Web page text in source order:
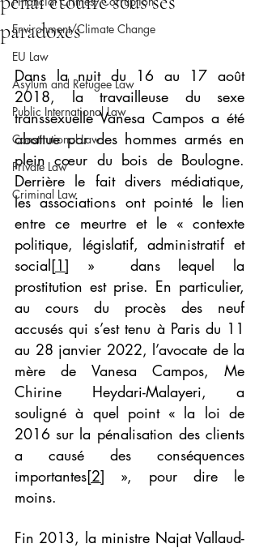
Environment/Climate Change
EU Law
Asylum and Refugee Law
Public International Law
Constitutional Law
Private Law
Criminal Law
paradoxes
Dans la nuit du 16 au 17 août
2018, la travailleuse du sexe
transsexuelle Vanesa Campos a été
abattue par des hommes armés en
plein cœur du bois de Boulogne.
Derrière le fait divers médiatique,
les associations ont pointé le lien
entre ce meurtre et le « contexte
politique, législatif, administratif et
social[1] »  dans lequel la
prostitution est prise. En particulier,
au cours du procès des neuf
accusés qui s’est tenu à Paris du 11
au 28 janvier 2022, l’avocate de la
mère de Vanesa Campos, Me
Chirine Heydari-Malayeri, a
souligné à quel point « la loi de
2016 sur la pénalisation des clients
a causé des conséquences
importantes[2] », pour dire le
moins.
Fin 2013, la ministre Najat Vallaud-